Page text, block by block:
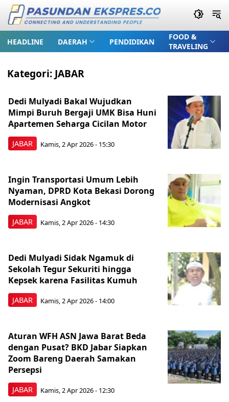
HEADLINE DAERAH PENDIDIKAN
FOOD &
TRAVELING
Kategori: JABAR
JABAR
Dedi Mulyadi Bakal Wujudkan
Mimpi Buruh Bergaji UMK Bisa Huni
Apartemen Seharga Cicilan Motor
Kamis, 2 Apr 2026 - 15:30
JABAR
Ingin Transportasi Umum Lebih
Nyaman, DPRD Kota Bekasi Dorong
Modernisasi Angkot
Kamis, 2 Apr 2026 - 14:30
JABAR
Dedi Mulyadi Sidak Ngamuk di
Sekolah Tegur Sekuriti hingga
Kepsek karena Fasilitas Kumuh
Kamis, 2 Apr 2026 - 14:00
JABAR
Aturan WFH ASN Jawa Barat Beda
dengan Pusat? BKD Jabar Siapkan
Zoom Bareng Daerah Samakan
Persepsi
Kamis, 2 Apr 2026 - 12:30